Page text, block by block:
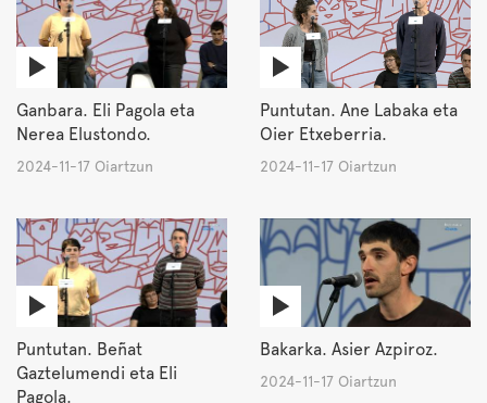
Ganbara. Eli Pagola eta
Nerea Elustondo.
2024-11-17 Oiartzun
Puntutan. Ane Labaka eta
Oier Etxeberria.
2024-11-17 Oiartzun
Puntutan. Beñat
Gaztelumendi eta Eli
Pagola.
Bakarka. Asier Azpiroz.
2024-11-17 Oiartzun